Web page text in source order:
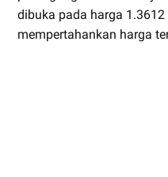
dibuka pada harga
mempertahankan harga